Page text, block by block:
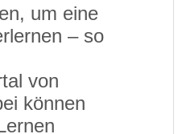
um eine
– so
von
können